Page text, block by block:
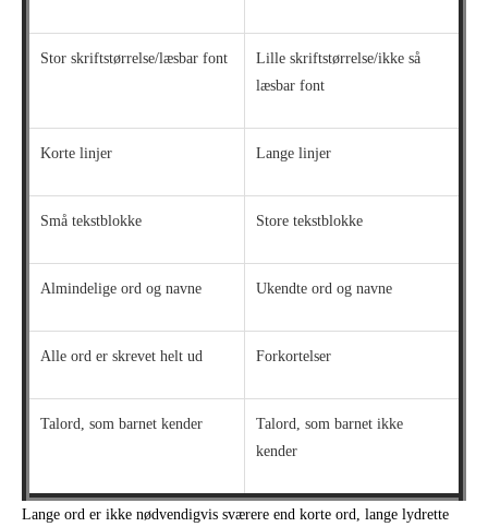
Stor skriftstørrelse/læsbar font
Lille skriftstørrelse/ikke så
læsbar font
Korte linjer Lange linjer
Små tekstblokke Store tekstblokke
Almindelige ord og navne Ukendte ord og navne
Alle ord er skrevet helt ud Forkortelser
Talord, som barnet kender
Talord, som barnet ikke
kender
Lange ord er ikke nødvendigvis sværere end korte ord, lange lydrette